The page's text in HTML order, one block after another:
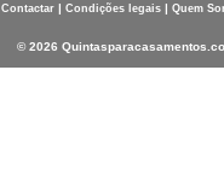
Contactar| Condições legais| Quem
© 2026